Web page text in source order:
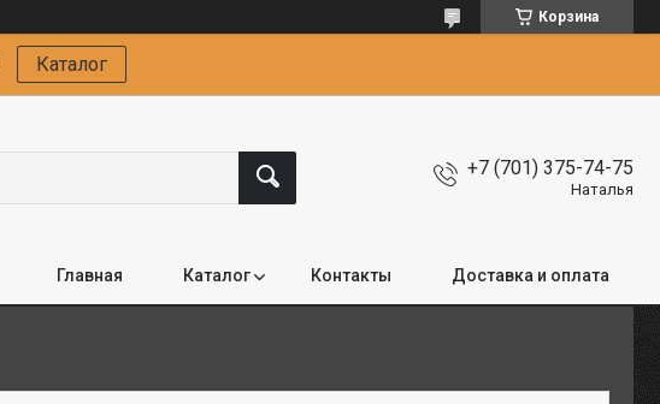
Корзина
Каталог
+7 (701) 375-74-75
Наталья
Главная Каталог Контакты Доставка и оплата